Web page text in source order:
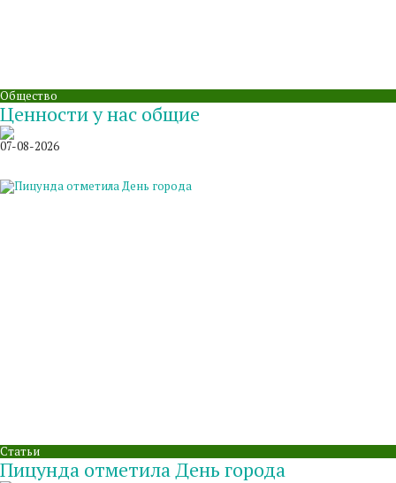
Общество
Ценности у нас общие
07-08-2026
Статьи
Пицунда отметила День города